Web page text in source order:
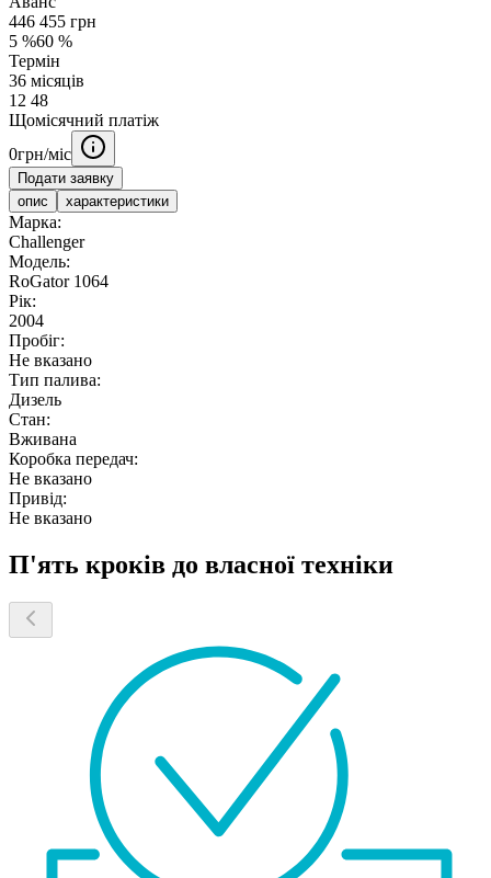
446 455 грн
5 %60 %
Термін
36 місяців
12 48
Щомісячний платіж
0грн/міс
Подати заявку
опис
характеристики
Марка:
Challenger
Модель:
RoGator 1064
Рік:
2004
Пробіг:
Не вказано
Тип палива:
Дизель
Стан:
Вживана
Коробка передач:
Не вказано
Привід:
Не вказано
П'ять кроків до власної техніки